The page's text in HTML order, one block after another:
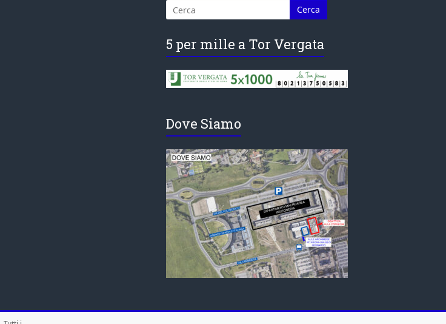
5 per mille a Tor Vergata
Dove Siamo